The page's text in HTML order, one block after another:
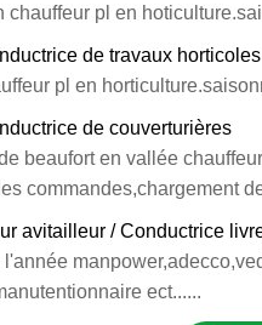
chauffeur pl en
de travaux horticoles
pl en
de couverturières
beaufort en vallée
commandes,chargement
avitailleur / Conductrice
ect......